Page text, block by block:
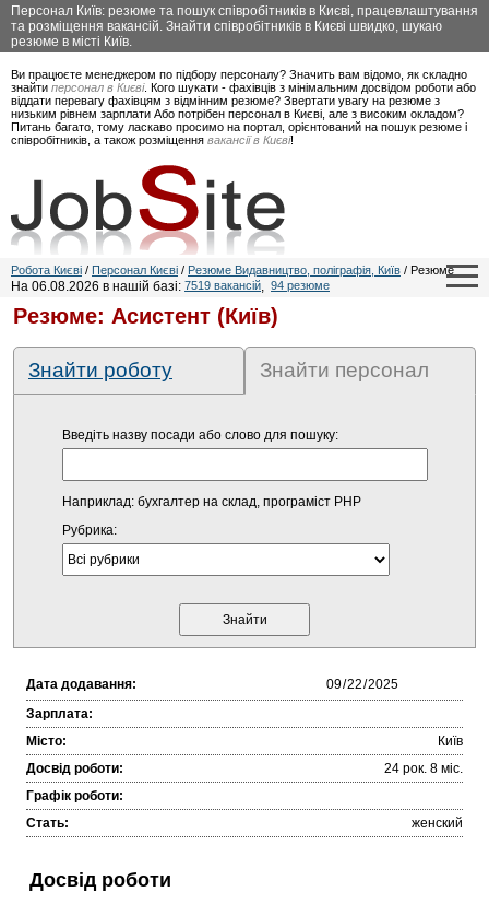
Персонал Київ: резюме та пошук співробітників в Києві, працевлаштування
та розміщення вакансій. Знайти співробітників в Києві швидко, шукаю
резюме в місті Київ.
Ви працюєте менеджером по підбору персоналу? Значить вам відомо, як складно
знайти персонал в Києві. Кого шукати - фахівців з мінімальним досвідом роботи або
віддати перевагу фахівцям з відмінним резюме? Звертати увагу на резюме з
низьким рівнем зарплати Або потрібен персонал в Києві, але з високим окладом?
Питань багато, тому ласкаво просимо на портал, орієнтований на пошук резюме і
співробітників, а також розміщення вакансії в Києві!
Робота Києві / Персонал Києві / Резюме Видавництво, поліграфія, Київ / Резюме
На 06.08.2026 в нашій базі: 7519 вакансій, 94 резюме
Резюме: Асистент (Київ)
Знайти роботу Знайти персонал
Введіть назву посади або слово для пошуку:
Наприклад: бухгалтер на склад, програміст PHP
Рубрика:
Дата додавання:
Зарплата:
Місто:
Київ
Досвід роботи:
24 рок. 8 міc.
Графік роботи:
Стать:
женский
Досвід роботи